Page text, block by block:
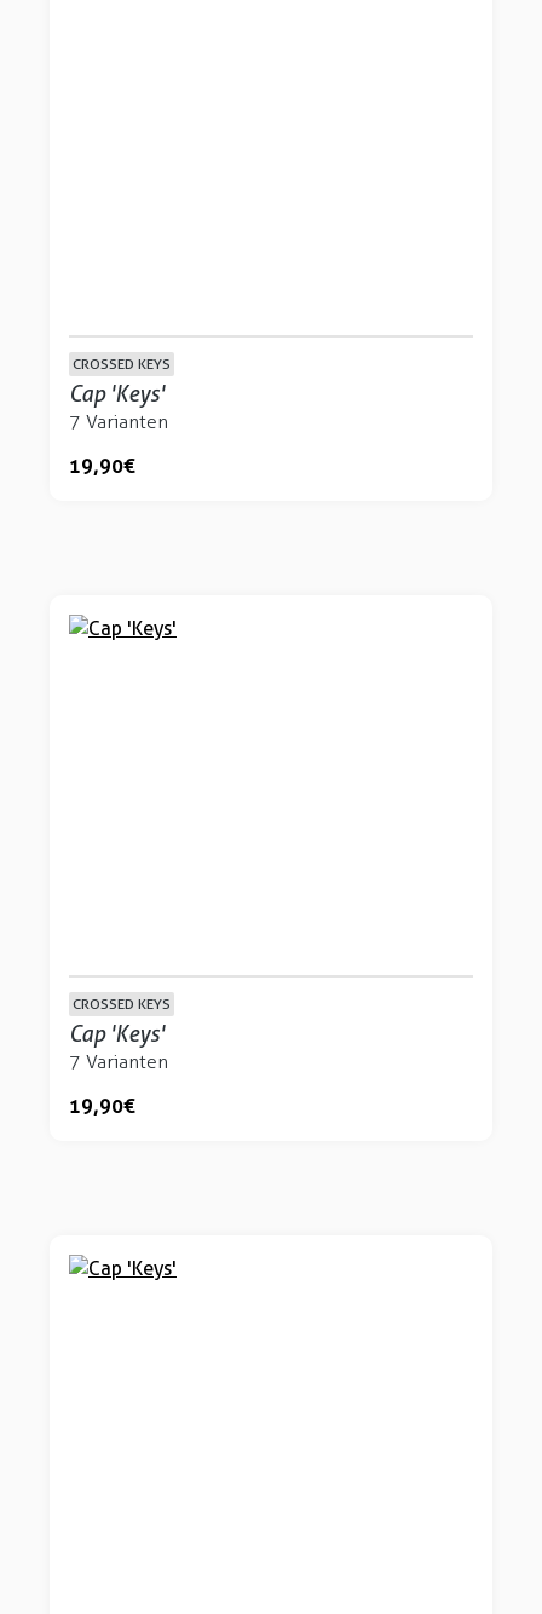
CROSSED KEYS
Cap 'Keys'
7 Varianten
19,90 €
CROSSED KEYS
Cap 'Keys'
7 Varianten
19,90 €